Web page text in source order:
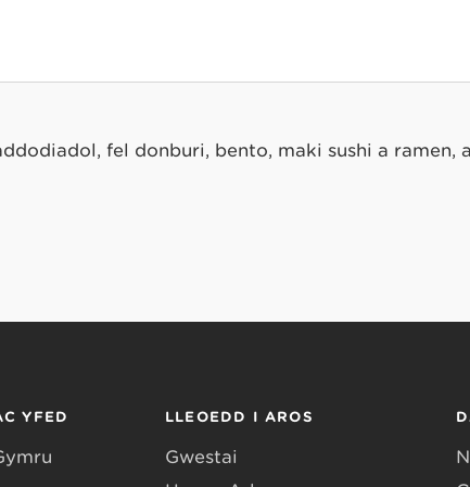
fel donburi, bento, maki sushi a ramen,
YFED LLEOEDD I AROS
Gwestai